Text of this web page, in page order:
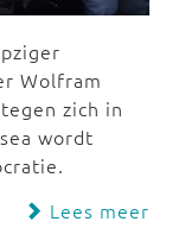
Wolfram
zich in
wordt
Lees meer